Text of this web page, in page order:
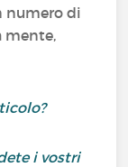
numero di
mente,
i vostri